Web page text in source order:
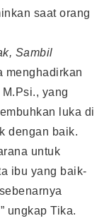
saat orang
Sambil
menghadirkan
yang
luka di
dengan baik.
untuk
ibu yang baik-
ungkap Tika.